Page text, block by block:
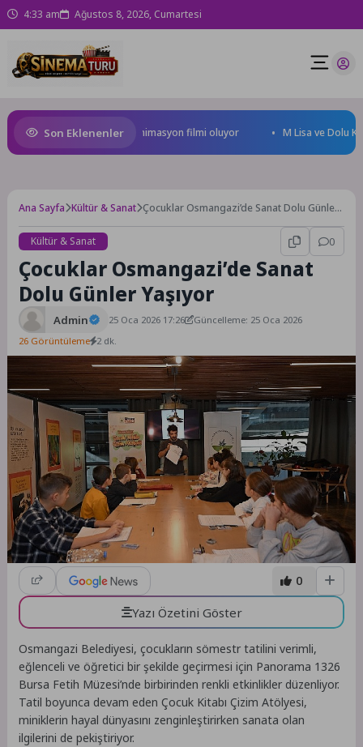
4:33 am Ağustos 8, 2026, Cumartesi
Son Eklenenler
Türkiye’nin ilk IMAX® animasyon filmi oluyor M Lisa ve Dolu
Ana Sayfa Kültür & Sanat Çocuklar Osmangazi’de Sanat Dolu Günler
Kültür & Sanat
0
Çocuklar Osmangazi’de Sanat
Dolu Günler Yaşıyor
Admin 25 Oca 2026 17:26
Güncelleme: 25 Oca 2026
26 Görüntüleme 2 dk.
0
Yazı Özetini Göster
Osmangazi Belediyesi, çocukların sömestr tatilini verimli,
eğlenceli ve öğretici bir şekilde geçirmesi için Panorama 1326
Bursa Fetih Müzesi’nde birbirinden renkli etkinlikler düzenliyor.
Tatil boyunca devam eden Çocuk Kitabı Çizim Atölyesi,
miniklerin hayal dünyasını zenginleştirirken sanata olan
ilgilerini de pekiştiriyor.